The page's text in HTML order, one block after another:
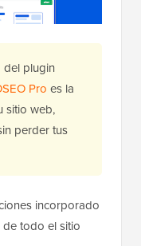
del plugin
Pro es la
sitio web,
perder tus
incorporado
todo el sitio